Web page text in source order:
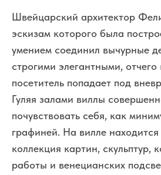
Швейцарский архитектор
эскизам которого была
умением соединил вычурные
строгими элегантными,
посетитель попадает под
Гуляя залами виллы
почувствовать себя, как
графиней. На вилле
коллекция картин, скульптур,
работы и венецианских